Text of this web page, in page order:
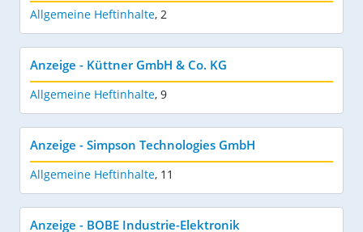
Allgemeine Heftinhalte, 2
Anzeige - Küttner GmbH & Co. KG
Allgemeine Heftinhalte, 9
Anzeige - Simpson Technologies GmbH
Allgemeine Heftinhalte, 11
Anzeige - BOBE Industrie-Elektronik